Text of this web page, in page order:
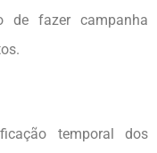
de fazer campanha
temporal dos